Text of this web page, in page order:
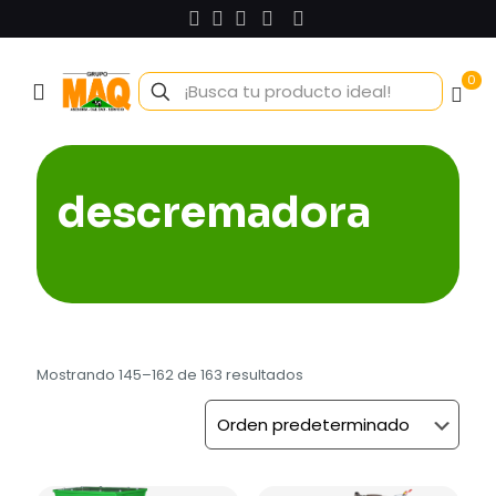
0
descremadora
Mostrando 145–162 de 163 resultados